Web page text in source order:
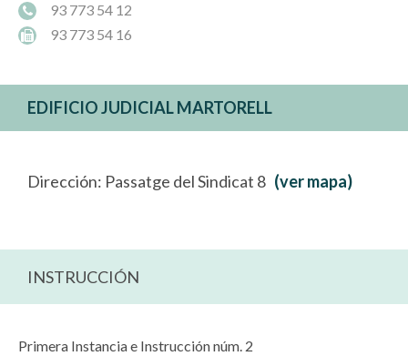
93 773 54 12
93 773 54 16
EDIFICIO JUDICIAL MARTORELL
Dirección: Passatge del Sindicat 8 (ver mapa)
INSTRUCCIÓN
Primera Instancia e Instrucción núm. 2